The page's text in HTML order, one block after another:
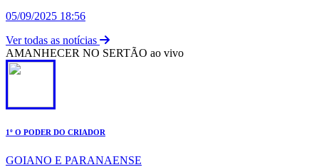
05/09/2025 18:56
Ver todas as notícias
AMANHECER NO SERTÃO ao vivo
1º O PODER DO CRIADOR
GOIANO E PARANAENSE